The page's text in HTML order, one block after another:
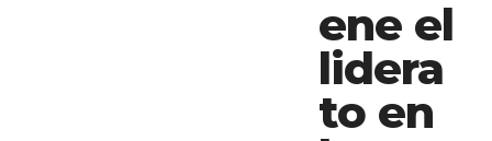
ene el
lidera
to en